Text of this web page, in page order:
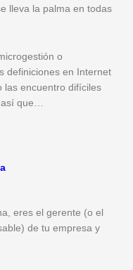
lleva la palma en todas
o
definiciones en Internet
las encuentro difíciles
así que…
eres el gerente (o el
de tu empresa y